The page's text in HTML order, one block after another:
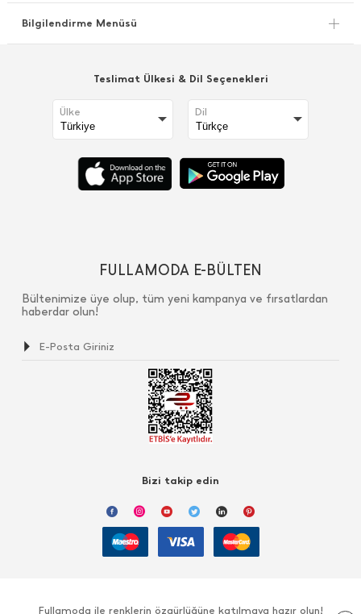
Bilgilendirme Menüsü
Teslimat Ülkesi & Dil Seçenekleri
Ülke Dil
FULLAMODA E-BÜLTEN
Bültenimize üye olup, tüm yeni kampanya ve fırsatlardan
haberdar olun!
Bizi takip edin
Fullamoda ile renklerin özgürlüğüne katılmaya hazır olun!